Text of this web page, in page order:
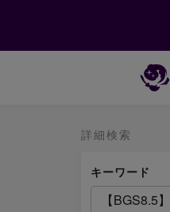
詳細検索
キーワード